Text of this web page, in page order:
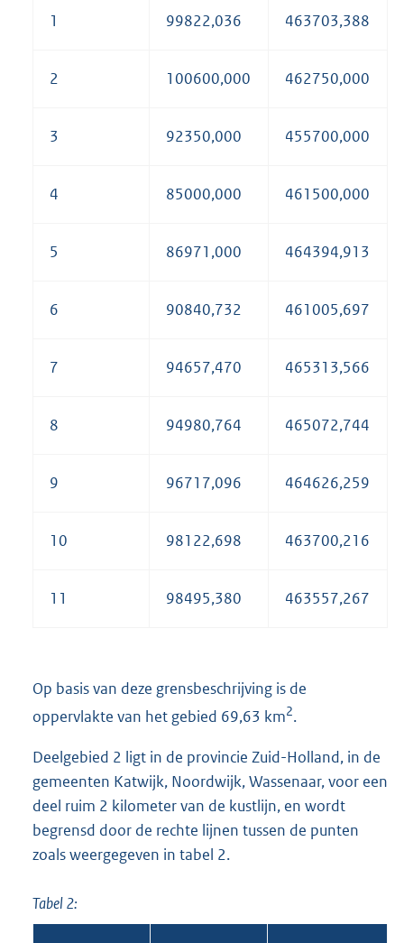
1 99822,036 463703,388
2 100600,000 462750,000
3 92350,000 455700,000
4 85000,000 461500,000
5 86971,000 464394,913
6 90840,732 461005,697
7 94657,470 465313,566
8 94980,764 465072,744
9 96717,096 464626,259
10 98122,698 463700,216
11 98495,380 463557,267
Op basis van deze grensbeschrijving is de
oppervlakte van het gebied 69,63 km2.
Deelgebied 2 ligt in de provincie Zuid-Holland, in de
gemeenten Katwijk, Noordwijk, Wassenaar, voor een
deel ruim 2 kilometer van de kustlijn, en wordt
begrensd door de rechte lijnen tussen de punten
zoals weergegeven in tabel 2.
Tabel 2: